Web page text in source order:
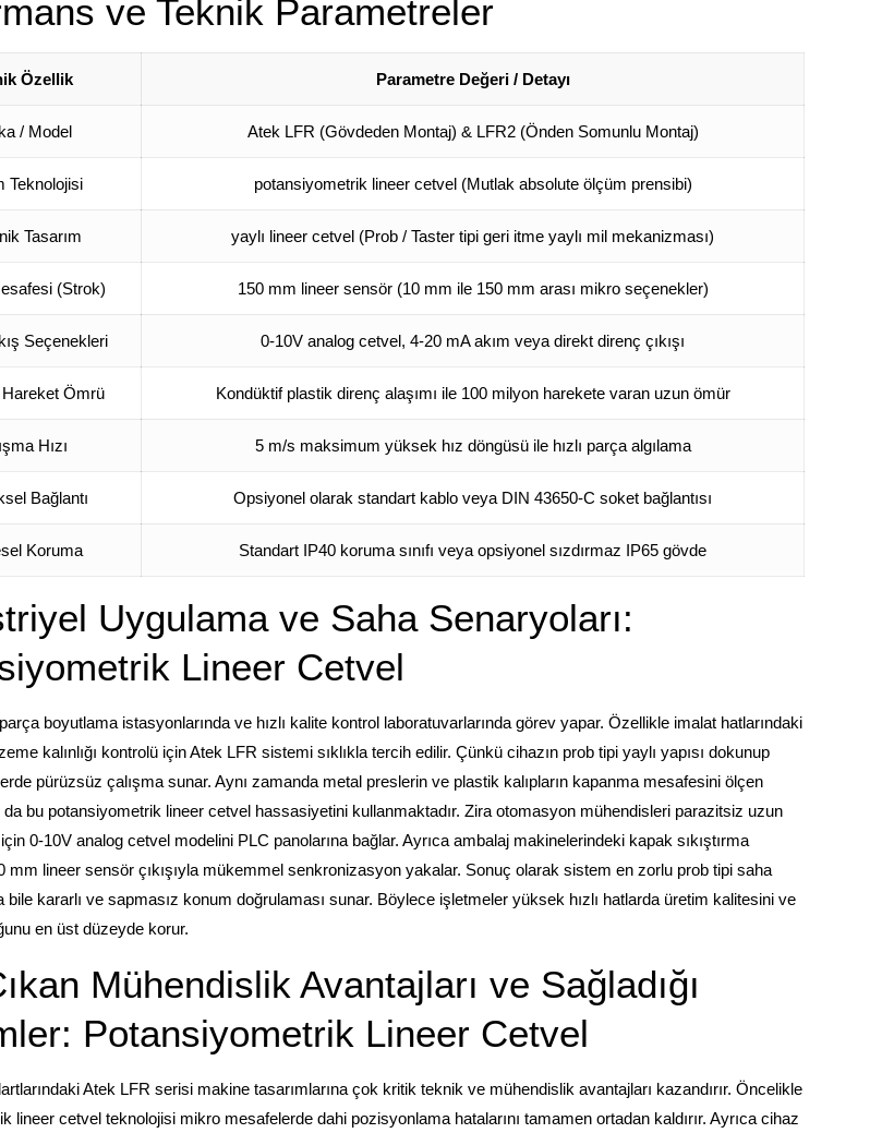
ve Teknik Parametreler
Özellik Parametre Değeri / Detayı
/ Model Atek LFR (Gövdeden Montaj) & LFR2(Önden Somunlu Montaj)
Teknolojisi potansiyometrik lineer cetvel(Mutlak absolute ölçüm prensibi)
Tasarım yaylı lineer cetvel (Prob / Taster tipi geri itme yaylı mil mekanizması)
(Strok) 150 mm lineer sensör(10 mm ile 150 mm arası mikro seçenekler)
Seçenekleri 0-10V analog cetvel, 4-20 mA akım veya direkt direnç çıkışı
Ömrü Kondüktif plastik direnç alaşımı ile 100 milyon harekete varan uzun ömür
Hızı 5 m/s maksimum yüksek hız döngüsü ile hızlı parça algılama
Bağlantı Opsiyonel olarak standart kablo veya DIN 43650-C soket bağlantısı
Koruma Standart IP40 koruma sınıfı veya opsiyonel sızdırmaz IP65 gövde
Uygulama ve Saha Senaryoları:
Lineer Cetvel
boyutlama istasyonlarında ve hızlı kalite kontrol laboratuvarlarında görev yapar. Özellikle imalat hatlarındaki
kalınlığı kontrolü için Atek LFR sistemi sıklıkla tercih edilir. Çünkü cihazın prob tipi yaylı yapısı dokunup
pürüzsüz çalışma sunar. Aynı zamanda metal preslerin ve plastik kalıpların kapanma mesafesini ölçen
bu potansiyometrik lineer cetvel hassasiyetini kullanmaktadır. Zira otomasyon mühendisleri parazitsiz uzun
0-10V analog cetvel modelini PLC panolarına bağlar. Ayrıca ambalaj makinelerindeki kapak sıkıştırma
mm lineer sensör çıkışıyla mükemmel senkronizasyon yakalar. Sonuç olarak sistem en zorlu prob tipi saha
bile kararlı ve sapmasız konum doğrulaması sunar. Böylece işletmeler yüksek hızlı hatlarda üretim kalitesini ve
en üst düzeyde korur.
Mühendislik Avantajları ve Sağladığı
Potansiyometrik Lineer Cetvel
Atek LFR serisi makine tasarımlarına çok kritik teknik ve mühendislik avantajları kazandırır. Öncelikle
lineer cetvel teknolojisi mikro mesafelerde dahi pozisyonlama hatalarını tamamen ortadan kaldırır. Ayrıca cihaz